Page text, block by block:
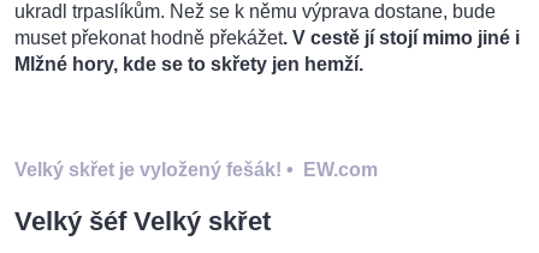
ukradl trpaslíkům. Než se k němu výprava dostane, bude
muset překonat hodně překážet. V cestě jí stojí mimo jiné i
Mlžné hory, kde se to skřety jen hemží.
Velký skřet je vyložený fešák! • EW.com
Velký šéf Velký skřet